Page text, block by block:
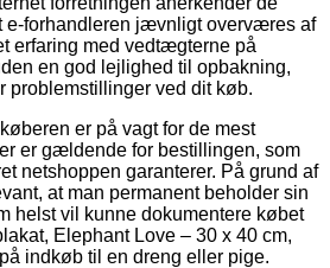
e-forhandleren jævnligt overværes af
erfaring med vedtægterne på
en god lejlighed til opbakning,
problemstillinger ved dit køb.
er på vagt for de mest
er gældende for bestillingen, som
netshoppen garanterer. På grund af
at man permanent beholder sin
helst vil kunne dokumentere købet
Elephant Love – 30 x 40 cm,
indkøb til en dreng eller pige.